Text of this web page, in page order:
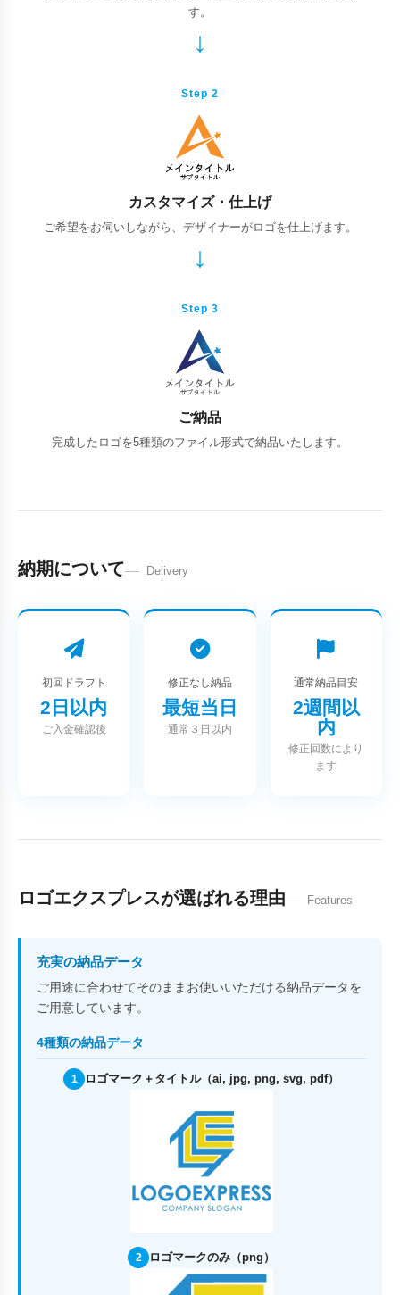
す。
Step 2
カスタマイズ・仕上げ
ご希望をお伺いしながら、デザイナーがロゴを仕上げます。
Step 3
ご納品
完成したロゴを5種類のファイル形式で納品いたします。
納期について Delivery
初回ドラフト
2日以内
ご入金確認後
修正なし納品
最短当日
通常３日以内
通常納品目安
2週間以
内
修正回数により
ます
ロゴエクスプレスが選ばれる理由 Features
充実の納品データ
ご用途に合わせてそのままお使いいただける納品データを
ご用意しています。
4種類の納品データ
1 ロゴマーク＋タイトル（ai, jpg, png, svg, pdf）
2 ロゴマークのみ（png）